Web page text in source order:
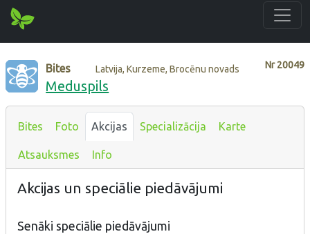
Nr20049
Bites Latvija, Kurzeme, Brocēnu novads
Meduspils
Bites Foto Akcijas Specializācija Karte
Atsauksmes Info
Akcijas un speciālie piedāvājumi
Senāki speciālie piedāvājumi